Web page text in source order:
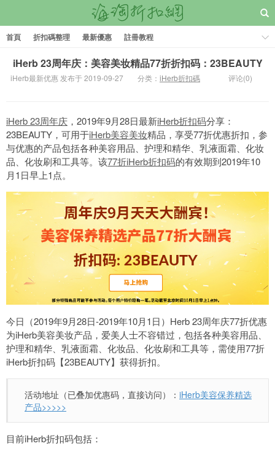
首頁 折扣碼整理 最新優惠 註冊教程
iHerb 23周年庆：美容美妆精品77折折扣码：23BEAUTY
iHerb最新优惠 发布于 2019-09-27 分类： iHerb折扣碼 评论(0)
iHerb 23周年庆 ，2019年9月28日最新iHerb折扣码分享：
23BEAUTY，可用于iHerb美容美妆精品，享受77折优惠折扣，参
与优惠的产品包括各种美容用品、护理和精华、乳液面霜、化妆
品、化妆刷和工具等。该77折iHerb折扣码的有效期到2019年10
月1日早上1点。
今日（2019年9月28日-2019年10月1日）Herb 23周年庆77折优惠
为iHerb美容美妆产品，爱美人士不容错过，包括各种美容用品、
护理和精华、乳液面霜、化妆品、化妆刷和工具等，需使用77折
iHerb折扣码【23BEAUTY】获得折扣。
活动地址（已叠加优惠码，直接访问）： iHerb美容保养精选
产品>>>>>
目前iHerb折扣码包括：